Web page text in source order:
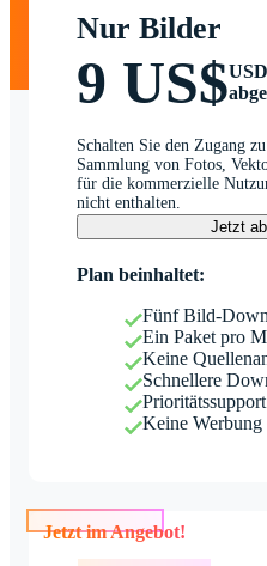
Nur Bilder
9 US$
Schalten Sie den Zugang
Sammlung von Fotos,
für die kommerzielle
nicht enthalten.
Jetzt
Plan beinhaltet:
Fünf Bild-
Ein Paket pro
Keine
Schnellere
Prioritätssupport
Keine Werbung
Jetzt im Angebot!